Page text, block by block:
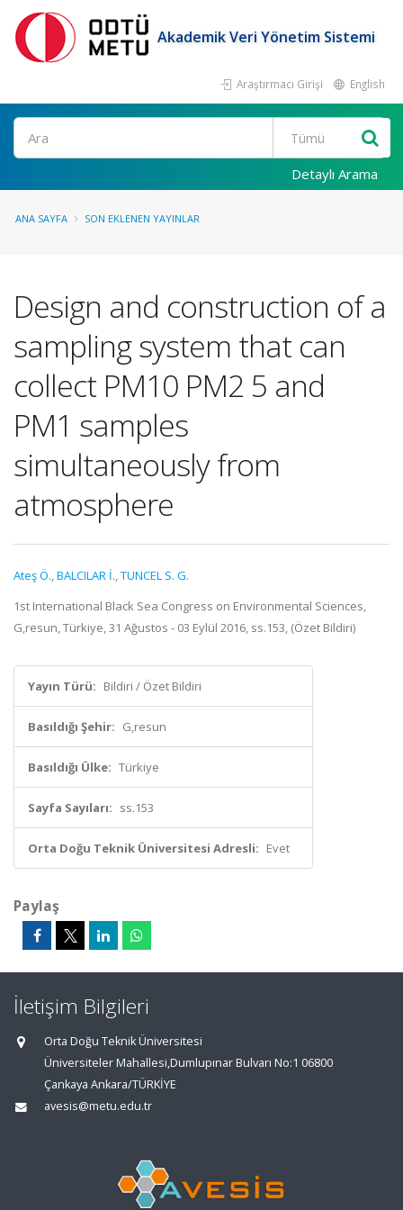
Akademik Veri Yönetim Sistemi
Araştırmacı Girişi English
Ara
Detaylı Arama
ANA SAYFA SON EKLENEN YAYINLAR
Design and construction of a
sampling system that can
collect PM10 PM2 5 and
PM1 samples
simultaneously from
atmosphere
Ateş Ö.,BALCILAR İ.,TUNCEL S. G.
1st International Black Sea Congress on Environmental Sciences,
G,resun, Türkiye, 31 Ağustos - 03 Eylül 2016, ss.153, (Özet Bildiri)
Yayın Türü: Bildiri / Özet Bildiri
Basıldığı Şehir: G,resun
Basıldığı Ülke: Türkiye
Sayfa Sayıları: ss.153
Orta Doğu Teknik Üniversitesi Adresli: Evet
Paylaş
İletişim Bilgileri
Orta Doğu Teknik Üniversitesi
Üniversiteler Mahallesi,Dumlupınar Bulvarı No:1 06800
Çankaya Ankara/TÜRKİYE
avesis@metu.edu.tr